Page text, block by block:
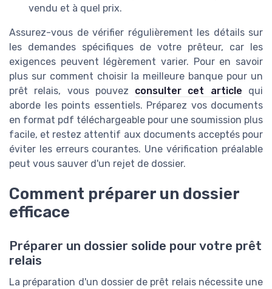
vendu et à quel prix.
Assurez-vous de vérifier régulièrement les détails sur
les demandes spécifiques de votre prêteur, car les
exigences peuvent légèrement varier. Pour en savoir
plus sur comment choisir la meilleure banque pour un
prêt relais, vous pouvez consulter cet article qui
aborde les points essentiels. Préparez vos documents
en format pdf téléchargeable pour une soumission plus
facile, et restez attentif aux documents acceptés pour
éviter les erreurs courantes. Une vérification préalable
peut vous sauver d'un rejet de dossier.
Comment préparer un dossier
efficace
Préparer un dossier solide pour votre prêt
relais
La préparation d'un dossier de prêt relais nécessite une